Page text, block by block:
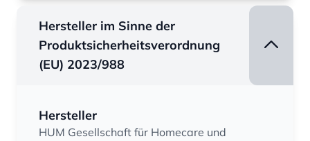
Hersteller im Sinne der
Produktsicherheitsverordnung
(EU) 2023/988
Hersteller
HUM Gesellschaft für Homecare und